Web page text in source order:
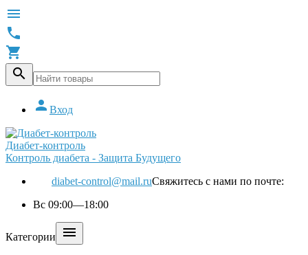




 Вход
Диабет-контроль
Контроль диабета - Защита Будущего
diabet-control@mail.ruСвяжитесь с нами по почте:
Вс 09:00—18:00
Категории 